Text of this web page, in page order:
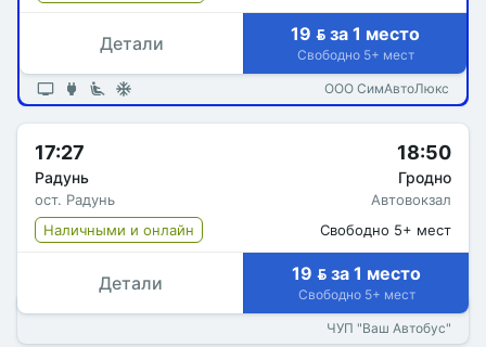
Детали 19  за 1 место
Свободно 5+ мест
ООО СимАвтоЛюкс
17:27
Радунь
ост. Радунь
18:50
Гродно
Автовокзал
Наличными и онлайн
Свободно 5+ мест
Детали 19  за 1 место
Свободно 5+ мест
ЧУП "Ваш Автобус"